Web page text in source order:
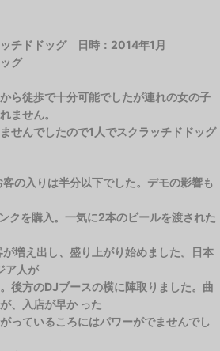
ッチドドッグ 日時：2014年1月
グ
ら徒歩で十分可能でしたが連れの女の子
ません。
せんでしたので1人でスクラッチドドッグ
の入りは半分以下でした。デモの影響も
クを購入。一気に2本のビールを渡された
増え出し、盛り上がり始めました。日本
ア人が
後方のDJブースの横に陣取りました。曲
、入店が早か った
っているころにはパワーがでませんでし